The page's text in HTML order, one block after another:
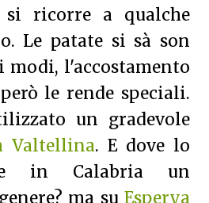
ricorre a qualche
Le patate si sà son
l'accostamento
le rende speciali.
un gradevole
Valtellina. E dove lo
in Calabria un
ma su Esperya